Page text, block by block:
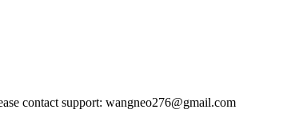
contact support: wangneo276@gmail.com